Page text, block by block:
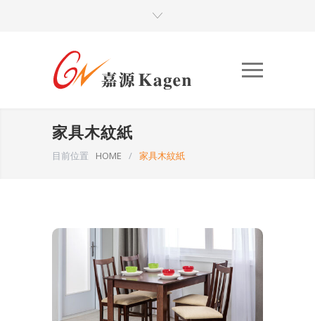
家具木紋紙
目前位置 HOME / 家具木紋紙